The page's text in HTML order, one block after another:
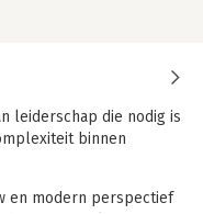
leiderschap die nodig is
binnen
en modern perspectief